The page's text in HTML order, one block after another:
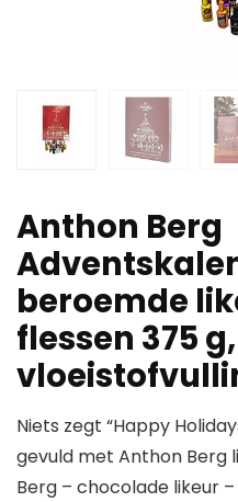
Anthon Berg
beroemde
flessen 375
Niets zegt “Happy
gevuld met Anthon Berg
Berg – chocolade likeur